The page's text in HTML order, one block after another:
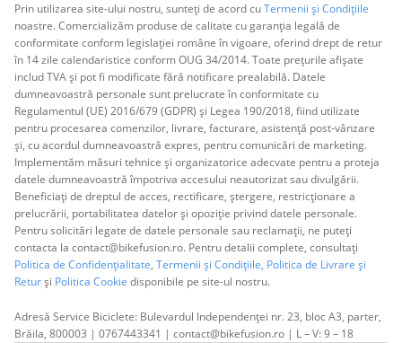
Prin utilizarea site-ului nostru, sunteți de acord cuTermenii și Condițiile
noastre. Comercializăm produse de calitate cu garanția legală de
conformitate conform legislației române în vigoare, oferind drept de retur
în 14 zile calendaristice conform OUG 34/2014. Toate prețurile afișate
includ TVA și pot fi modificate fără notificare prealabilă. Datele
dumneavoastră personale sunt prelucrate în conformitate cu
Regulamentul (UE) 2016/679 (GDPR) și Legea 190/2018, fiind utilizate
pentru procesarea comenzilor, livrare, facturare, asistență post-vânzare
și, cu acordul dumneavoastră expres, pentru comunicări de marketing.
Implementăm măsuri tehnice și organizatorice adecvate pentru a proteja
datele dumneavoastră împotriva accesului neautorizat sau divulgării.
Beneficiați de dreptul de acces, rectificare, ștergere, restricționare a
prelucrării, portabilitatea datelor și opoziție privind datele personale.
Pentru solicitări legate de datele personale sau reclamații, ne puteți
contacta la contact@bikefusion.ro. Pentru detalii complete, consultați
Politica de Confidențialitate, Termenii și Condițiile, Politica de Livrare și
Returși Politica Cookie disponibile pe site-ul nostru.
Adresă Service Biciclete: Bulevardul Independenței nr. 23, bloc A3, parter,
Brăila, 800003 | 0767443341 | contact@bikefusion.ro | L – V: 9 – 18